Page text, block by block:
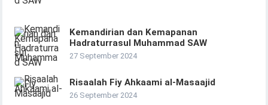
Kemandirian dan Kemapanan
Hadraturrasul Muhammad SAW
27 September 2024
Risaalah Fiy Ahkaami al-Masaajid
26 September 2024